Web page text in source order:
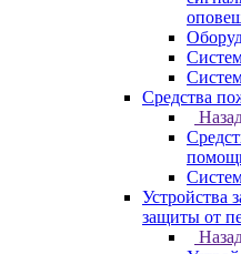
Средства
Устройства
защиты от